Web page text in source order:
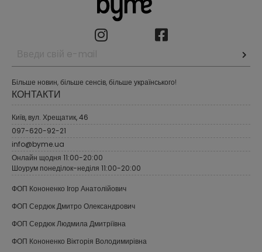
Більше новин, більше сенсів, більше українського!
КОНТАКТИ
Київ, вул. Хрещатик, 46
097-620-92-21
info@byme.ua
Онлайн щодня 11:00-20:00
Шоурум понеділок-неділя 11:00-20:00
ФОП Кононенко Ігор Анатолійович
ФОП Сердюк Дмитро Олександрович
ФОП Сердюк Людмила Дмитріївна
ФОП Кононенко Вікторія Володимирівна